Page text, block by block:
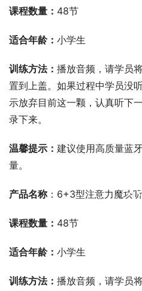
课程数量： 48节
适合年龄： 小学生
训练方法： 播放音频，请学员
置到上盖。如果过程中学员没
示放弃目前这一颗，认真听下
录下来。
温馨提示： 建议使用高质量蓝
量。
产品名称：6+3型注意力魔块
课程数量： 48节
适合年龄： 小学生
训练方法： 播放音频，请学员